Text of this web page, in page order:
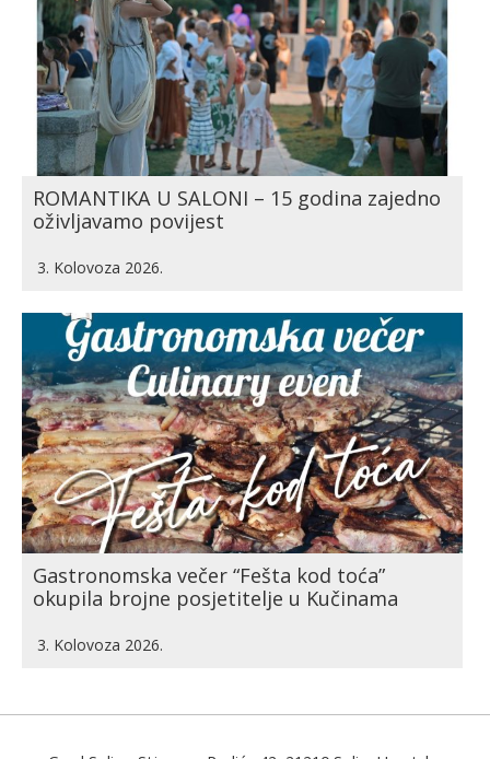
ROMANTIKA U SALONI – 15 godina zajedno
oživljavamo povijest
3. Kolovoza 2026.
Gastronomska večer “Fešta kod toća”
okupila brojne posjetitelje u Kučinama
3. Kolovoza 2026.